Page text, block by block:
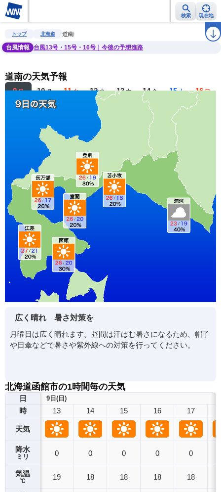
検索 現在地
雨雲レーダー 台風情報 ラ
トップ 北海道
道南
台風情報
台風13号・15号・16号｜今後の予想進路
道南の天気予報
9 日 10 月 11 火 12 水 13 木 14 金 15 土 16 日
広く晴れ 暑さ対策を
月曜日は広く晴れます。昼間は汗ばむ暑さになるため、帽子
や日傘などで暑さや紫外線への対策を行ってください。
北海道函館市の1時間毎の天気
日
時
天気
降水
ミリ
気温
℃
9日(日)
13
0
19
14
0
18
15
0
18
16
0
18
17
0
18